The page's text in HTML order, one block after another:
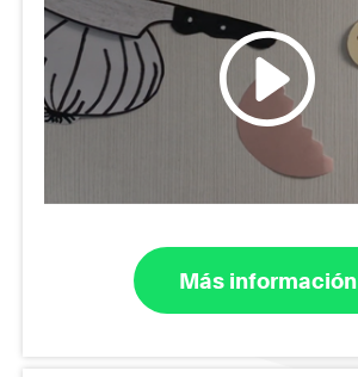
Más información